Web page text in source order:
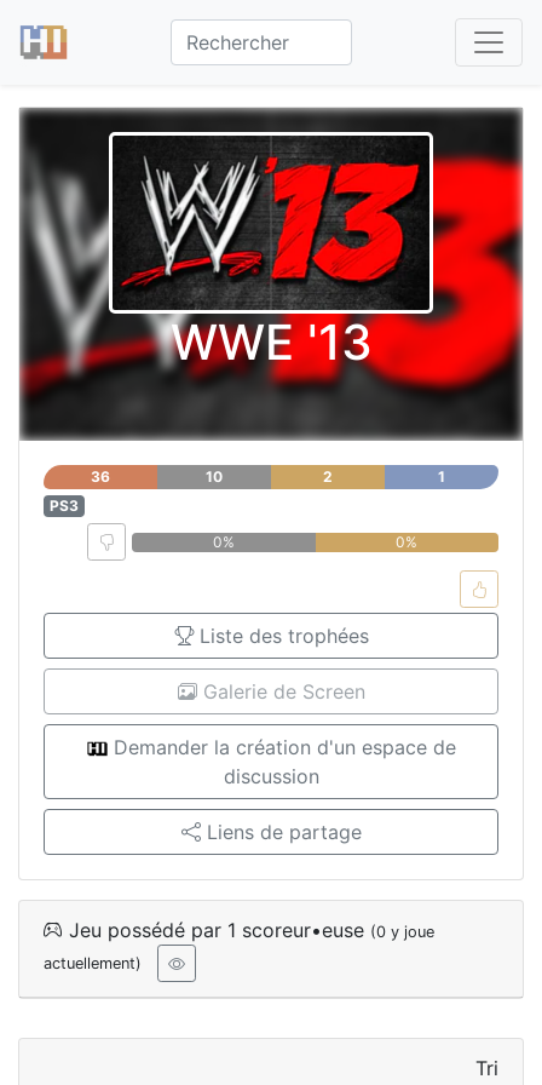
WWE '13
36 10 2
1
PS3
0%
0%
Liste des trophées
Galerie de Screen
Demander la création d'un espace de
discussion
Liens de partage
Jeu possédé par 1 scoreur•euse (0 y joue
actuellement)
Tri